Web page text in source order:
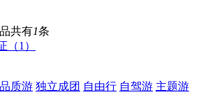
共有1条
（1）
品质游 独立成团 自由行 自驾游 主题游